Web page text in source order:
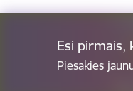
Esi pirmais,
Piesakies